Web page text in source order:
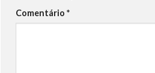
Comentário *